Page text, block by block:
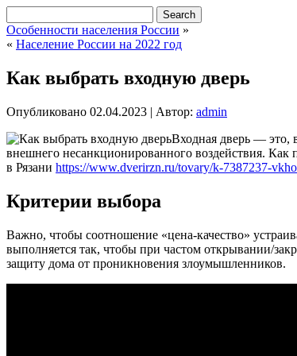
Особенности населения России »
« Население России на 2022 год
Как выбрать входную дверь
Опубликовано 02.04.2023 | Автор: admin
Входная дверь — это,
внешнего несанкционированного воздействия. Как
в Рязани https://www.dverirzn.ru/tovary/k-7387237-
Критерии выбора
Важно, чтобы соотношение «цена-качество»
выполняется так, чтобы при частом открывании/
защиту дома от проникновения злоумышленников.